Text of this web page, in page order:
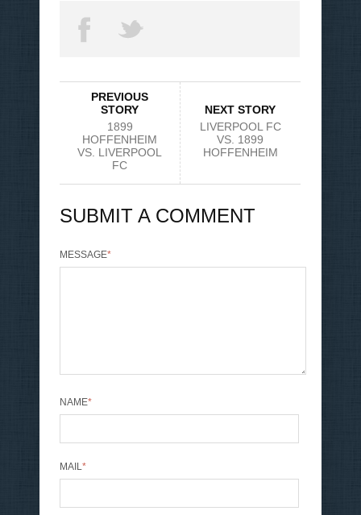
PREVIOUS
STORY
1899
HOFFENHEIM
VS. LIVERPOOL
FC
NEXT STORY
LIVERPOOL FC
VS. 1899
HOFFENHEIM
SUBMIT A COMMENT
MESSAGE*
NAME*
MAIL*